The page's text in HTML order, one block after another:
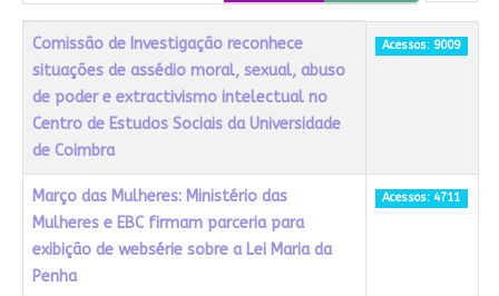
Título Acessos
Comissão de Investigação reconhece
situações de assédio moral, sexual, abuso
de poder e extractivismo intelectual no
Centro de Estudos Sociais da Universidade
de Coimbra
Acessos: 9009
Março das Mulheres: Ministério das
Mulheres e EBC firmam parceria para
exibição de websérie sobre a Lei Maria da
Penha
Acessos: 4711